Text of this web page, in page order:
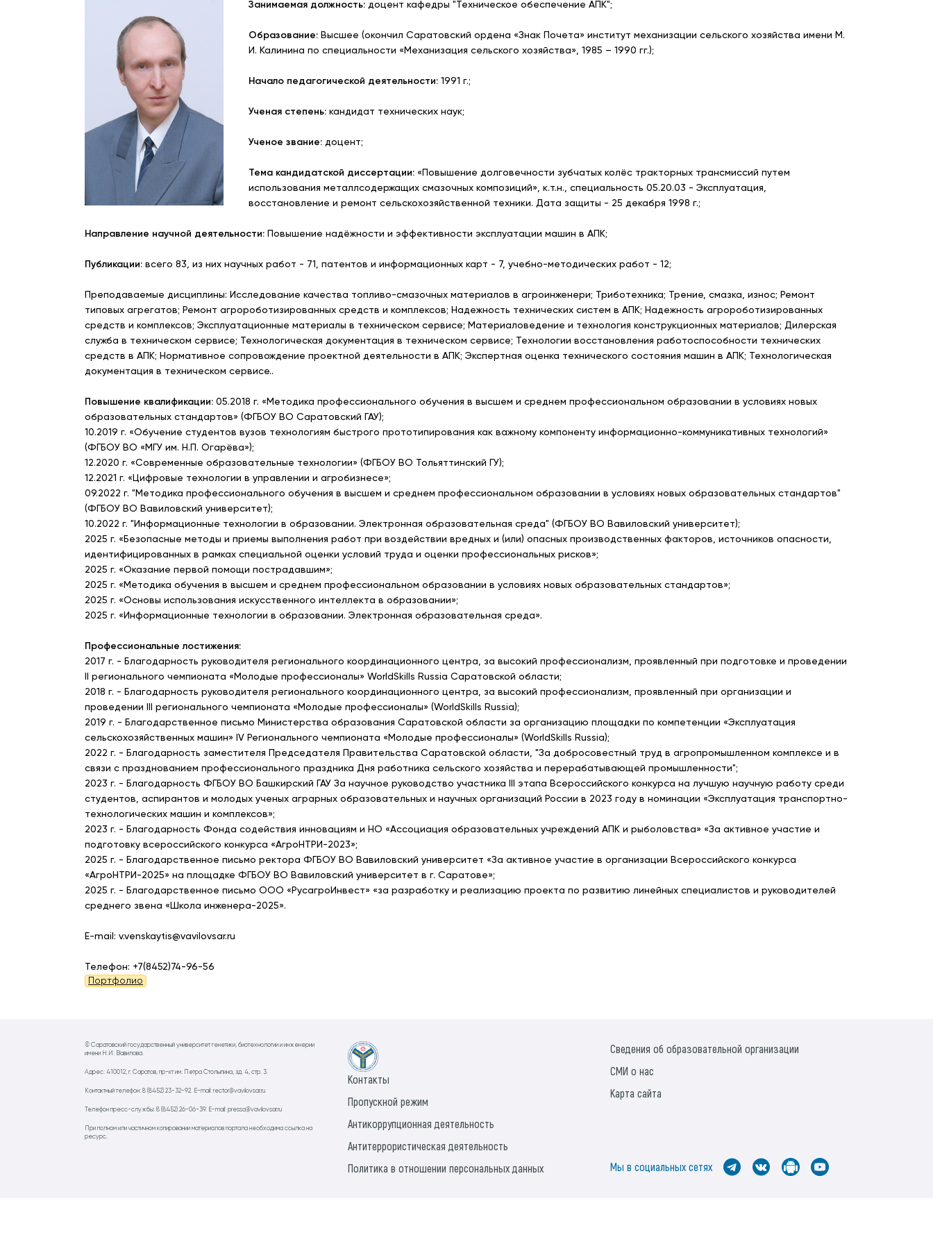
Занимаемая должность: доцент кафедры "Техническое обеспечение АПК";
Образование: Высшее (окончил Саратовский ордена «Знак Почета» институт механизации сельского хозяйства имени М.
И. Калинина по специальности «Механизация сельского хозяйства», 1985 – 1990 гг.);
Начало педагогической деятельности: 1991 г.;
Ученая степень: кандидат технических наук;
Ученое звание: доцент;
Тема кандидатской диссертации: «Повышение долговечности зубчатых колёс тракторных трансмиссий путем
использования металлсодержащих смазочных композиций», к.т.н., специальность 05.20.03 - Эксплуатация,
восстановление и ремонт сельскохозяйственной техники. Дата защиты - 25 декабря 1998 г.;
Направление научной деятельности: Повышение надёжности и эффективности эксплуатации машин в АПК;
Публикации: всего 83, из них научных работ - 71, патентов и информационных карт - 7, учебно-методических работ - 12;
Преподаваемые дисциплины: Исследование качества топливо-смазочных материалов в агроинженери; Триботехника; Трение, смазка, износ; Ремонт
типовых агрегатов; Ремонт агророботизированных средств и комплексов; Надежность технических систем в АПК; Надежность агророботизированных
средств и комплексов; Эксплуатационные материалы в техническом сервисе; Материаловедение и технология конструкционных материалов; Дилерская
служба в техническом сервисе; Технологическая документация в техническом сервисе; Технологии восстановления работоспособности технических
средств в АПК; Нормативное сопровождение проектной деятельности в АПК; Экспертная оценка технического состояния машин в АПК; Технологическая
документация в техническом сервисе..
Повышение квалификации: 05.2018 г. «Методика профессионального обучения в высшем и среднем профессиональном образовании в условиях новых
образовательных стандартов» (ФГБОУ ВО Саратовский ГАУ);
10.2019 г. «Обучение студентов вузов технологиям быстрого прототипирования как важному компоненту информационно-коммуникативных технологий»
(ФГБОУ ВО «МГУ им. Н.П. Огарёва»);
12.2020 г. «Современные образовательные технологии» (ФГБОУ ВО Тольяттинский ГУ);
12.2021 г. «Цифровые технологии в управлении и агробизнесе»;
09.2022 г. "Методика профессионального обучения в высшем и среднем профессиональном образовании в условиях новых образовательных стандартов"
(ФГБОУ ВО Вавиловский университет);
10.2022 г. "Информационные технологии в образовании. Электронная образовательная среда" (ФГБОУ ВО Вавиловский университет);
2025 г. «Безопасные методы и приемы выполнения работ при воздействии вредных и (или) опасных производственных факторов, источников опасности,
идентифицированных в рамках специальной оценки условий труда и оценки профессиональных рисков»;
2025 г. «Оказание первой помощи пострадавшим»;
2025 г. «Методика обучения в высшем и среднем профессиональном образовании в условиях новых образовательных стандартов»;
2025 г. «Основы использования искусственного интеллекта в образовании»;
2025 г. «Информационные технологии в образовании. Электронная образовательная среда».
Профессиональные лостижения:
2017 г. - Благодарность руководителя регионального координационного центра, за высокий профессионализм, проявленный при подготовке и проведении
II регионального чемпионата «Молодые профессионалы» WorldSkills Russia Саратовской области;
2018 г. - Благодарность руководителя регионального координационного центра, за высокий профессионализм, проявленный при организации и
проведении III регионального чемпионата «Молодые профессионалы» (WorldSkills Russia);
2019 г. - Благодарственное письмо Министерства образования Саратовской области за организацию площадки по компетенции «Эксплуатация
сельскохозяйственных машин» IV Регионального чемпионата «Молодые профессионалы» (WorldSkills Russia);
2022 г. - Благодарность заместителя Председателя Правительства Саратовской области, "За добросовестный труд в агропромышленном комплексе и в
связи с празднованием профессионального праздника Дня работника сельского хозяйства и перерабатывающей промышленности";
2023 г. - Благодарность ФГБОУ ВО Башкирский ГАУ За научное руководство участника III этапа Всероссийского конкурса на лучшую научную работу среди
студентов, аспирантов и молодых ученых аграрных образовательных и научных организаций России в 2023 году в номинации «Эксплуатация транспортно-
технологических машин и комплексов»;
2023 г. - Благодарность Фонда содействия инновациям и НО «Ассоциация образовательных учреждений АПК и рыболовства» «За активное участие и
подготовку всероссийского конкурса «АгроНТРИ-2023»;
2025 г. - Благодарственное письмо ректора ФГБОУ ВО Вавиловский университет «За активное участие в организации Всероссийского конкурса
«АгроНТРИ-2025» на площадке ФГБОУ ВО Вавиловский университет в г. Саратове»;
2025 г. - Благодарственное письмо ООО «РусагроИнвест» «за разработку и реализацию проекта по развитию линейных специалистов и руководителей
среднего звена «Школа инженера-2025».
E-mail: v.venskaytis@vavilovsar.ru
Телефон: +7(8452)74-96-56
Портфолио
© Саратовский государственный университет генетики, биотехнологии и инженерии
имени Н.И. Вавилова.
Адрес: 410012, г. Саратов, пр-кт им. Петра Столыпина, зд. 4, стр. 3.
Контактный телефон: 8 (8452) 23-32-92. E-mail: rector@vavilovsar.ru
Телефон пресс-службы: 8 (8452) 26-06-39. E-mail: pressa@vavilovsar.ru
При полном или частичном копировании материалов портала необходима ссылка на
ресурс.
Контакты
Пропускной режим
Антикоррупционная деятельность
Антитеррористическая деятельность
Политика в отношении персональных данных
Сведения об образовательной организации
СМИ о нас
Карта сайта
Мы в социальных сетях